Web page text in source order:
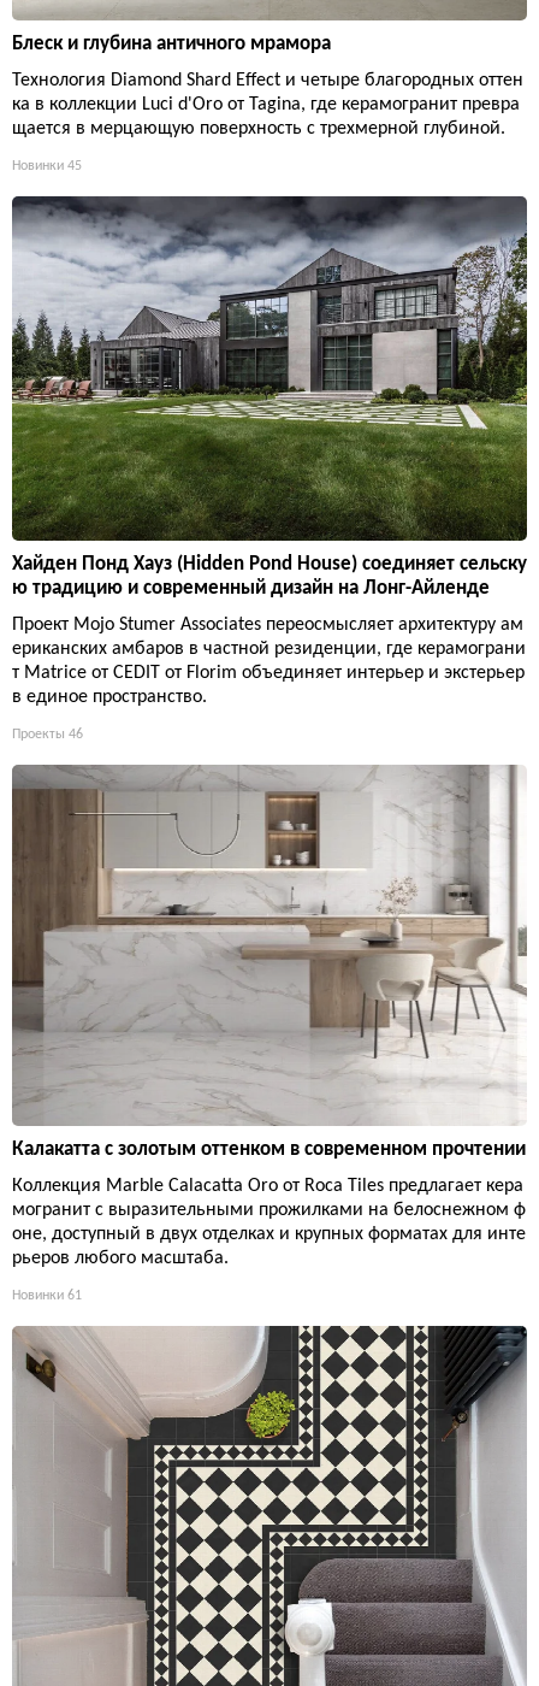
Блеск и глубина античного мрамора
Технология Diamond Shard Effect и четыре благородных оттен
ка в коллекции Luci d'Oro от Tagina, где керамогранит превра
щается в мерцающую поверхность с трехмерной глубиной.
Новинки 45
Хайден Понд Хауз (Hidden Pond House) соединяет сельску
ю традицию и современный дизайн на Лонг-Айленде
Проект Mojo Stumer Associates переосмысляет архитектуру ам
ериканских амбаров в частной резиденции, где керамограни
т Matrice от CEDIT от Florim объединяет интерьер и экстерьер
в единое пространство.
Проекты 46
Калакатта с золотым оттенком в современном прочтении
Коллекция Marble Calacatta Oro от Roca Tiles предлагает кера
могранит с выразительными прожилками на белоснежном ф
оне, доступный в двух отделках и крупных форматах для инте
рьеров любого масштаба.
Новинки 61